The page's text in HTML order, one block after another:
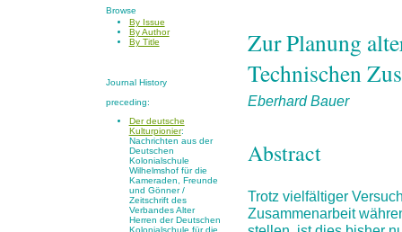
Browse
By Issue
By Author
By Title
Journal History
preceding:
Der deutsche
Kulturpionier:
Nachrichten aus der
Deutschen
Kolonialschule
Wilhelmshof für die
Kameraden, Freunde
und Gönner /
Zeitschrift des
Verbandes Alter
Herren der Deutschen
Kolonialschule für die
Zur Planung
Technischen
Eberhard Bauer
Abstract
Trotz vielfältiger
Zusammenarbeit